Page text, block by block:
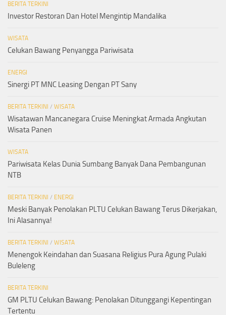
BERITA TERKINI
Investor Restoran Dan Hotel Mengintip Mandalika
WISATA
Celukan Bawang Penyangga Pariwisata
ENERGI
Sinergi PT MNC Leasing Dengan PT Sany
BERITA TERKINI / WISATA
Wisatawan Mancanegara Cruise Meningkat Armada Angkutan
Wisata Panen
WISATA
Pariwisata Kelas Dunia Sumbang Banyak Dana Pembangunan
NTB
BERITA TERKINI / ENERGI
Meski Banyak Penolakan PLTU Celukan Bawang Terus Dikerjakan,
Ini Alasannya!
BERITA TERKINI / WISATA
Menengok Keindahan dan Suasana Religius Pura Agung Pulaki
Buleleng
BERITA TERKINI
GM PLTU Celukan Bawang: Penolakan Ditunggangi Kepentingan
Tertentu